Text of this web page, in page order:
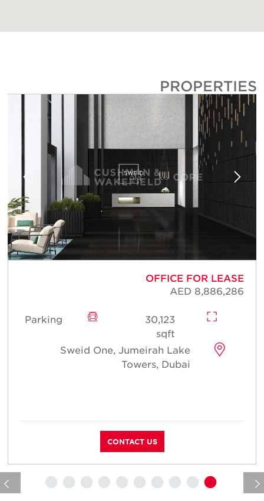
PROPERTIES
OFFICE FOR LEASE
AED 8,886,286
30,123
sqft
Parking
Sweid One, Jumeirah Lake
Towers, Dubai
CONTACT US